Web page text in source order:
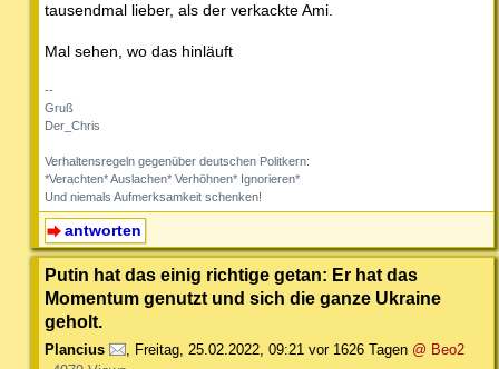
tausendmal lieber, als der verkackte Ami.
Mal sehen, wo das hinläuft
--
Gruß
Der_Chris
Verhaltensregeln gegenüber deutschen Politkern:
*Verachten* Auslachen* Verhöhnen* Ignorieren*
Und niemals Aufmerksamkeit schenken!
antworten
Putin hat das einig richtige getan: Er hat das
Momentum genutzt und sich die ganze Ukraine
geholt.
Plancius , Freitag, 25.02.2022, 09:21 vor 1626 Tagen @ Beo2